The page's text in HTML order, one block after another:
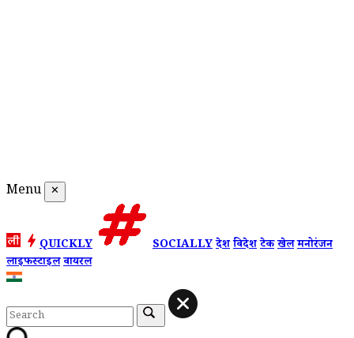
Menu ✕
QUICKLY SOCIALLYदेशविदेशटेकखेलमनोरंजन
लाइफस्टाइलवायरल